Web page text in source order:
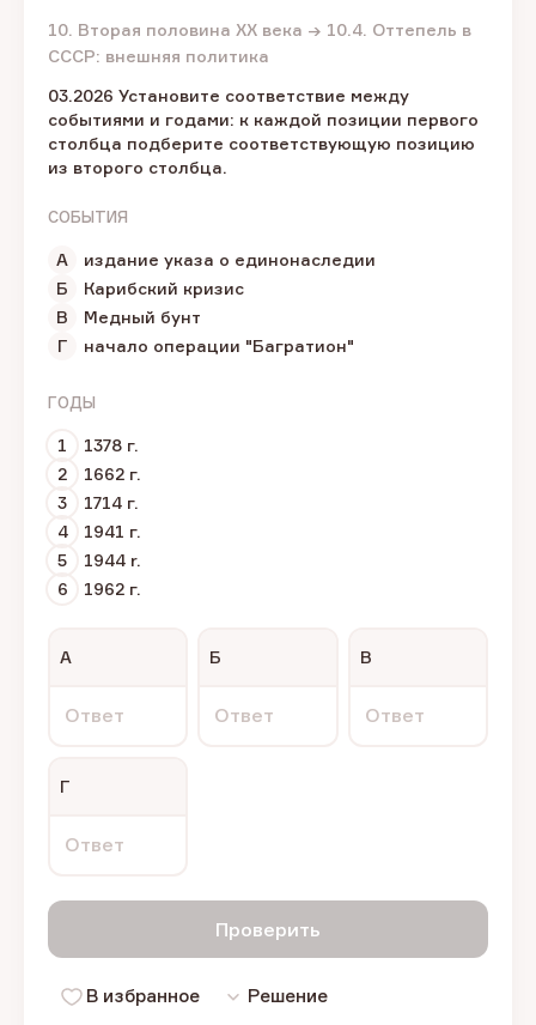
10. Вторая половина XX века → 10.4. Оттепель в
СССР: внешняя политика
03.2026 Установите соответствие между
событиями и годами: к каждой позиции первого
столбца подберите соответствующую позицию
из второго столбца.
СОБЫТИЯ
А
издание указа о единонаследии
Б
Карибский кризис
В
Медный бунт
Г
начало операции "Багратион"
ГОДЫ
1
1378 г.
2
1662 г.
3
1714 г.
4
1941 г.
5
1944 r.
6
1962 г.
А
Ответ
Б
Ответ
В
Ответ
Г
Ответ
Проверить
В избранное Решение